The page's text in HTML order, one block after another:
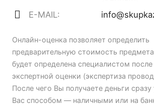
E-MAIL:
Онлайн-оценка позволяет определить
предварительную стоимость
будет определена специалистом
экспертной оценки (экспертиза
После чего Вы получаете деньги
Вас способом — наличными или на